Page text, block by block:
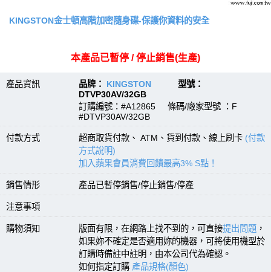
KINGSTON金士頓高階加密隨身碟-保護你資料的安全
本產品已暫停 / 停止銷售(生產)
產品資訊 品牌： KINGSTON 型號：
DTVP30AV/32GB
訂購編號：#A12865 條碼/廠家型號 ：F
#DTVP30AV/32GB
付款方式 超商取貨付款、 ATM、貨到付款、線上刷卡 (付款
方式說明)
加入蘋果會員消費回饋最高3% S點！
銷售情形 產品已暫停銷售/停止銷售/停產
注意事項
購物須知 版面有限，在網路上找不到的，可直接提出問題 ，
如果妳不確定是否適用妳的機器，可將使用機型於
訂購時備註中註明，由本公司代為確認。
如何指定訂購 產品規格(顏色)